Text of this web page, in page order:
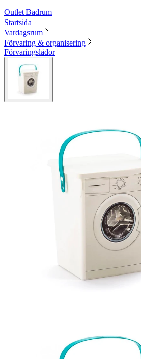
Outlet Badrum
Startsida
Vardagsrum
Förvaring & organisering
Förvaringslådor